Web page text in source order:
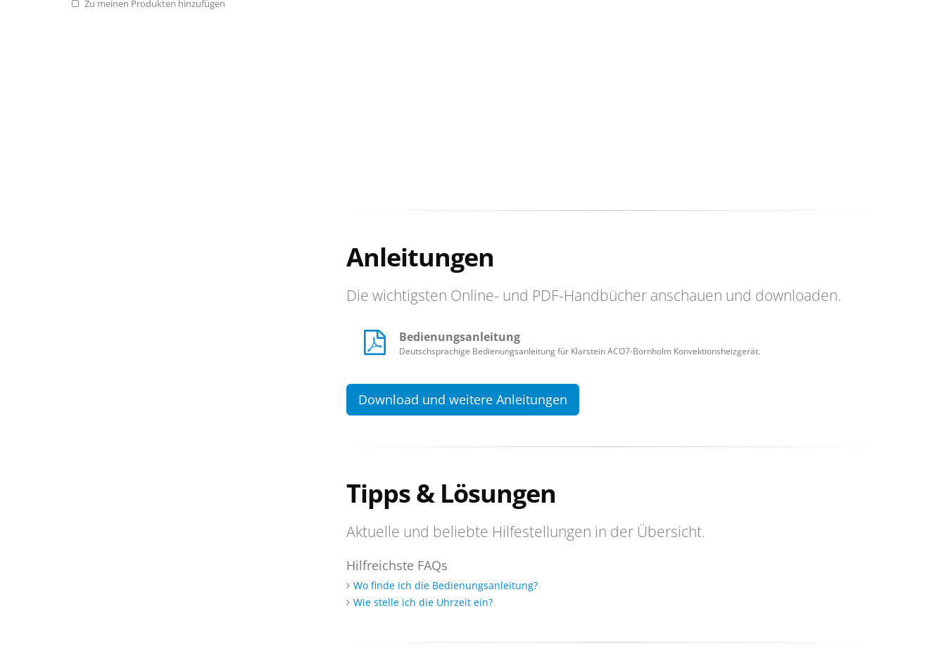
Zu meinen Produkten hinzufügen
Anleitungen
Die wichtigsten Online- und PDF-Handbücher anschauen und downloaden.
Bedienungsanleitung
Deutschsprachige Bedienungsanleitung für Klarstein ACO7-Bornholm Konvektionsheizgerät.
Download und weitere Anleitungen
Tipps & Lösungen
Aktuelle und beliebte Hilfestellungen in der Übersicht.
Hilfreichste FAQs
Wo finde ich die Bedienungsanleitung?
Wie stelle ich die Uhrzeit ein?